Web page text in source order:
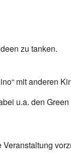
zu tanken.
mit anderen
u.a. den